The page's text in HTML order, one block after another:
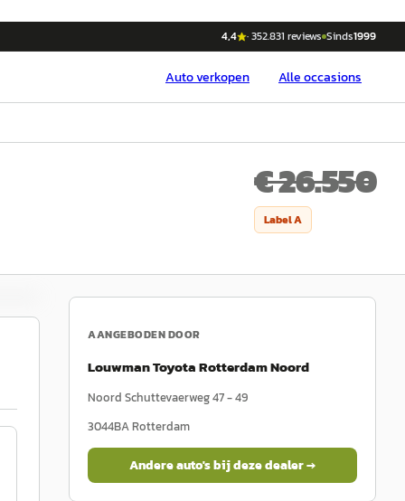
4,4 ·352.831 reviews Sinds1999
Autoverkopen Alle occasions
€ 26.550
LabelA
AANGEBODEN DOOR
Louwman Toyota Rotterdam Noord
Noord Schuttevaerweg 47 - 49
3044BARotterdam
Andere auto's bij deze dealer →